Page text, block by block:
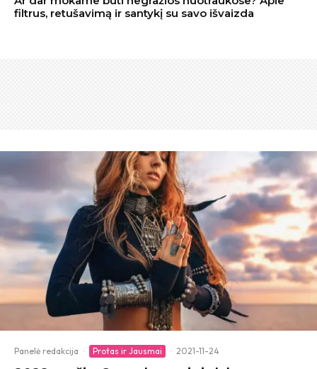
filtrus, retušavimą ir santykį su savo išvaizda
Panelė redakcija · Protas ir Jausmai · 2021-11-24